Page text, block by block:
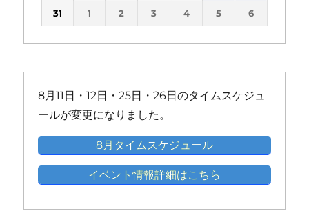
ン
ト)
ン
ト)
ン
ト)
ン
ト)
ン
ト)
ン
ト)
イ
ン
イ
ン
イ
ン
イ
ン
イ
ン
イ
ン
ト)
ト)
ト)
ト)
ト)
31 1 2 3 4 5 6
8月11日・12日・25日・26日のタイムスケジュ
ールが変更になりました。
8月タイムスケジュール
イベント情報詳細はこちら